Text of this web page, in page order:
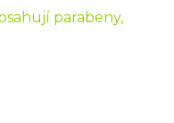
parabeny,